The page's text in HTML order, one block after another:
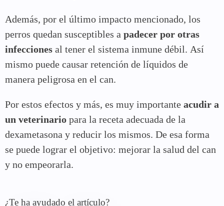
Además, por el último impacto mencionado, los
perros quedan susceptibles a padecer por otras
infecciones al tener el sistema inmune débil. Así
mismo puede causar retención de líquidos de
manera peligrosa en el can.
Por estos efectos y más, es muy importante acudir a
un veterinario para la receta adecuada de la
dexametasona y reducir los mismos. De esa forma
se puede lograr el objetivo: mejorar la salud del can
y no empeorarla.
¿Te ha ayudado el artículo?